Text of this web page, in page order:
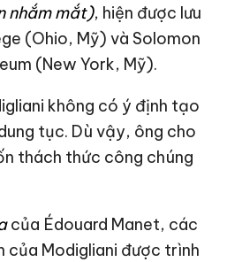
nhắm mắt), hiện được lưu
(Ohio, Mỹ) và Solomon
(New York, Mỹ).
không có ý định tạo
tục. Dù vậy, ông cho
thách thức công chúng
của Édouard Manet, các
của Modigliani được trình